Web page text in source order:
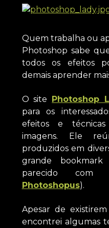
Quem trabalha ou
Photoshop sabe
todos os efeitos
demais aprender
O site Photoshop
para os
efeitos e
imagens. Ele
produzidos em
grande
parecido com
Photoshopus).
Apesar de
encontrei algumas